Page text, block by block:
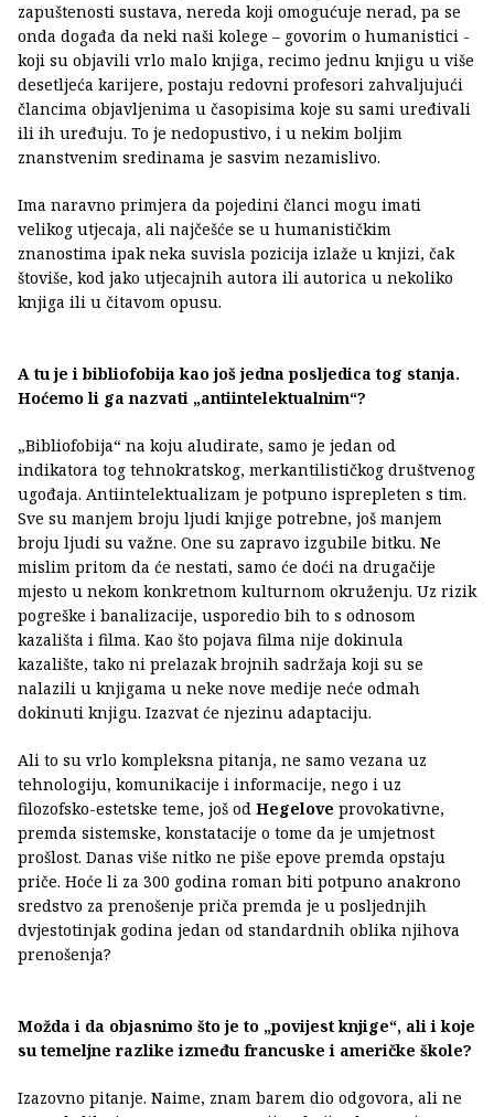
zapuštenosti sustava, nereda koji omogućuje nerad, pa se
onda događa da neki naši kolege – govorim o humanistici -
koji su objavili vrlo malo knjiga, recimo jednu knjigu u više
desetljeća karijere, postaju redovni profesori zahvaljujući
člancima objavljenima u časopisima koje su sami uređivali
ili ih uređuju. To je nedopustivo, i u nekim boljim
znanstvenim sredinama je sasvim nezamislivo.
Ima naravno primjera da pojedini članci mogu imati
velikog utjecaja, ali najčešće se u humanističkim
znanostima ipak neka suvisla pozicija izlaže u knjizi, čak
štoviše, kod jako utjecajnih autora ili autorica u nekoliko
knjiga ili u čitavom opusu.
A tu je i bibliofobija kao još jedna posljedica tog stanja.
Hoćemo li ga nazvati „antiintelektualnim“?
„Bibliofobija“ na koju aludirate, samo je jedan od
indikatora tog tehnokratskog, merkantilističkog društvenog
ugođaja. Antiintelektualizam je potpuno isprepleten s tim.
Sve su manjem broju ljudi knjige potrebne, još manjem
broju ljudi su važne. One su zapravo izgubile bitku. Ne
mislim pritom da će nestati, samo će doći na drugačije
mjesto u nekom konkretnom kulturnom okruženju. Uz rizik
pogreške i banalizacije, usporedio bih to s odnosom
kazališta i filma. Kao što pojava filma nije dokinula
kazalište, tako ni prelazak brojnih sadržaja koji su se
nalazili u knjigama u neke nove medije neće odmah
dokinuti knjigu. Izazvat će njezinu adaptaciju.
Ali to su vrlo kompleksna pitanja, ne samo vezana uz
tehnologiju, komunikacije i informacije, nego i uz
filozofsko-estetske teme, još od Hegelove provokativne,
premda sistemske, konstatacije o tome da je umjetnost
prošlost. Danas više nitko ne piše epove premda opstaju
priče. Hoće li za 300 godina roman biti potpuno anakrono
sredstvo za prenošenje priča premda je u posljednjih
dvjestotinjak godina jedan od standardnih oblika njihova
prenošenja?
Možda i da objasnimo što je to „povijest knjige“, ali i koje
su temeljne razlike između francuske i američke škole?
Izazovno pitanje. Naime, znam barem dio odgovora, ali ne